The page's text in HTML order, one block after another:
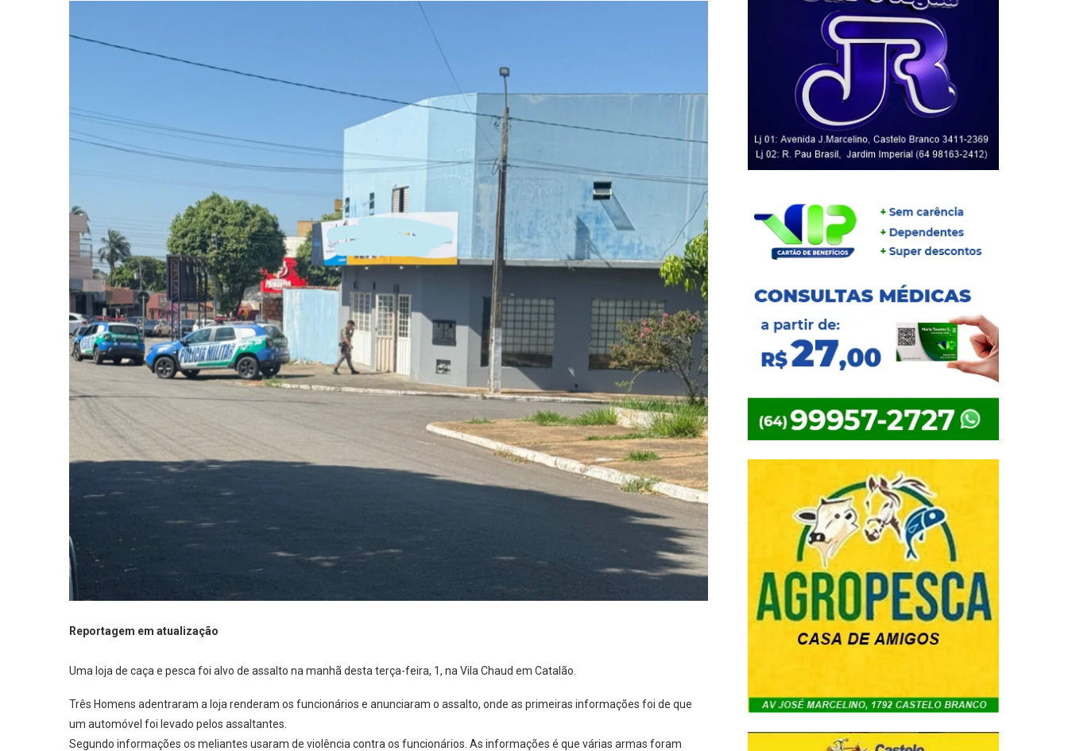
Reportagem em atualização
Uma loja de caça e pesca foi alvo de assalto na manhã desta terça-feira, 1, na Vila Chaud em Catalão.
Três Homens adentraram a loja renderam os funcionários e anunciaram o assalto, onde as primeiras informações foi de que
um automóvel foi levado pelos assaltantes.
Segundo informações os meliantes usaram de violência contra os funcionários. As informações é que várias armas foram